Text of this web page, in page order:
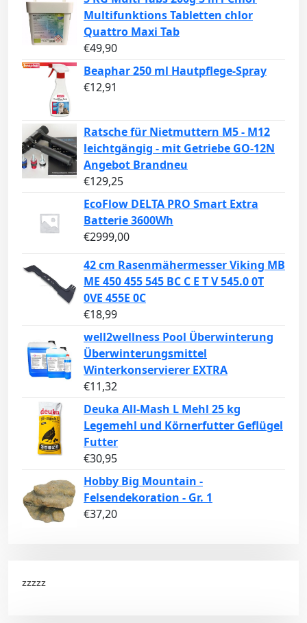
Multifunktions Tabletten chlor
Quattro Maxi Tab
€49,90
Beaphar 250 ml Hautpflege-Spray
€12,91
Ratsche für Nietmuttern M5 - M12
leichtgängig - mit Getriebe GO-12N
Angebot Brandneu
€129,25
EcoFlow DELTA PRO Smart Extra
Batterie 3600Wh
€2999,00
42 cm Rasenmähermesser Viking MB
ME 450 455 545 BC C E T V 545.0 0T
0VE 455E 0C
€18,99
well2wellness Pool Überwinterung
Überwinterungsmittel
Winterkonservierer EXTRA
€11,32
Deuka All-Mash L Mehl 25 kg
Legemehl und Körnerfutter Geflügel
Futter
€30,95
Hobby Big Mountain -
Felsendekoration - Gr. 1
€37,20
zzzzz